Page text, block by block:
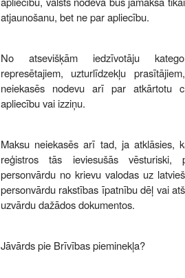
atjaunošanu, bet ne par apliecību.
No atsevišķām iedzīvotāju
represētajiem, uzturlīdzekļu
neiekasēs nodevu arī par atkārtotu
apliecību vai izziņu.
Maksu neiekasēs arī tad, ja atklāsies,
reģistros tās ieviesušās vēsturiski,
personvārdu no krievu valodas uz
personvārdu rakstības īpatnību dēļ vai
uzvārdu dažādos dokumentos.
Jāvārds pie Brīvības pieminekļa?